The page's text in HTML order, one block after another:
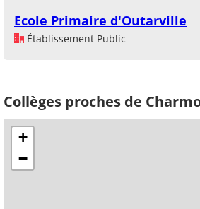
Ecole Primaire d'Outarville
Établissement Public
Collèges proches de
+
−